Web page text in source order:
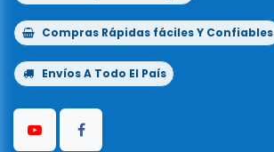
Compras Rápidas fáciles Y Confiables
Envíos A Todo El País